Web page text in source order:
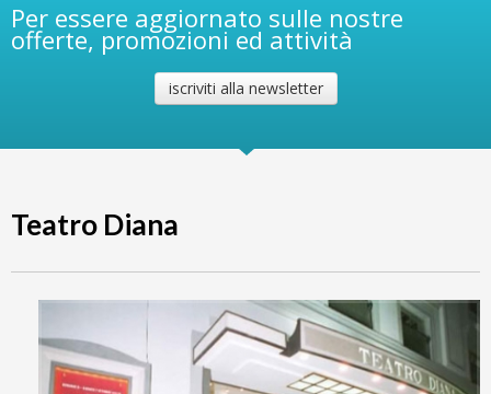
Per essere aggiornato sulle nostre
offerte, promozioni ed attività
iscriviti alla newsletter
Teatro Diana